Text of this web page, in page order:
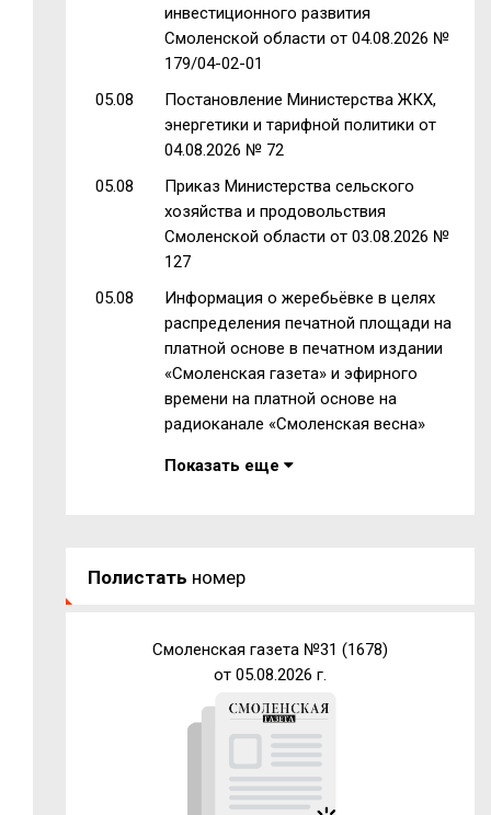
инвестиционного развития
Смоленской области от 04.08.2026 №
179/04-02-01
05.08
Постановление Министерства ЖКХ,
энергетики и тарифной политики от
04.08.2026 № 72
05.08
Приказ Министерства сельского
хозяйства и продовольствия
Смоленской области от 03.08.2026 №
127
05.08
Информация о жеребьёвке в целях
распределения печатной площади на
платной основе в печатном издании
«Смоленская газета» и эфирного
времени на платной основе на
радиоканале «Смоленская весна»
Показать еще
Полистать номер
Смоленская газета №31 (1678)
от 05.08.2026 г.